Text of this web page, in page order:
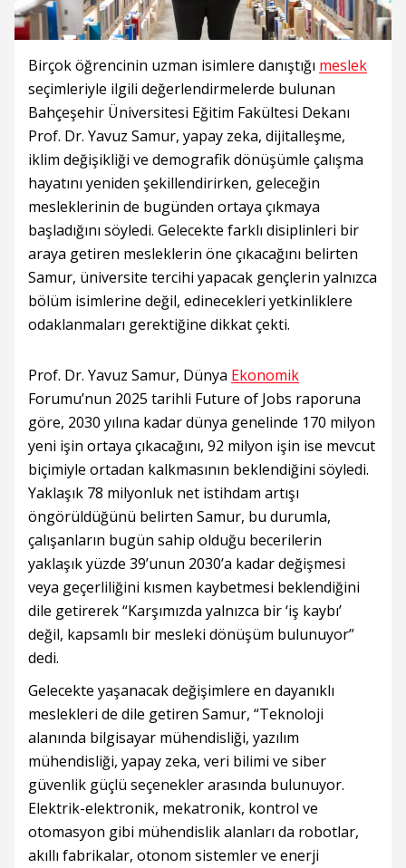
Birçok öğrencinin uzman isimlere danıştığı meslek
seçimleriyle ilgili değerlendirmelerde bulunan
Bahçeşehir Üniversitesi Eğitim Fakültesi Dekanı
Prof. Dr. Yavuz Samur, yapay zeka, dijitalleşme,
iklim değişikliği ve demografik dönüşümle çalışma
hayatını yeniden şekillendirirken, geleceğin
mesleklerinin de bugünden ortaya çıkmaya
başladığını söyledi. Gelecekte farklı disiplinleri bir
araya getiren mesleklerin öne çıkacağını belirten
Samur, üniversite tercihi yapacak gençlerin yalnızca
bölüm isimlerine değil, edinecekleri yetkinliklere
odaklanmaları gerektiğine dikkat çekti.
Prof. Dr. Yavuz Samur, Dünya Ekonomik
Forumu’nun 2025 tarihli Future of Jobs raporuna
göre, 2030 yılına kadar dünya genelinde 170 milyon
yeni işin ortaya çıkacağını, 92 milyon işin ise mevcut
biçimiyle ortadan kalkmasının beklendiğini söyledi.
Yaklaşık 78 milyonluk net istihdam artışı
öngörüldüğünü belirten Samur, bu durumla,
çalışanların bugün sahip olduğu becerilerin
yaklaşık yüzde 39’unun 2030’a kadar değişmesi
veya geçerliliğini kısmen kaybetmesi beklendiğini
dile getirerek “Karşımızda yalnızca bir ‘iş kaybı’
değil, kapsamlı bir mesleki dönüşüm bulunuyor”
dedi.
Gelecekte yaşanacak değişimlere en dayanıklı
meslekleri de dile getiren Samur, “Teknoloji
alanında bilgisayar mühendisliği, yazılım
mühendisliği, yapay zeka, veri bilimi ve siber
güvenlik güçlü seçenekler arasında bulunuyor.
Elektrik-elektronik, mekatronik, kontrol ve
otomasyon gibi mühendislik alanları da robotlar,
akıllı fabrikalar, otonom sistemler ve enerji